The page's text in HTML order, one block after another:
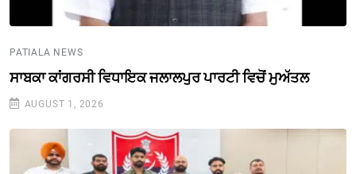
PATIALA NEWS
ਸਾਬਕਾ ਕਾਂਗਰਸੀ ਵਿਧਾਇਕ ਜਲਾਲਪੁਰ ਪਾਰਟੀ ਵਿਚੋਂ ਮੁਅੱਤਲ
AUGUST 1, 2026